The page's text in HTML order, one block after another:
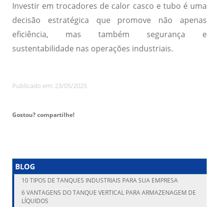
Investir em trocadores de calor casco e tubo é uma
decisão estratégica que promove não apenas
eficiência, mas também segurança e
sustentabilidade nas operações industriais.
Publicado em: 23/05/2025
Gostou? compartilhe!
BLOG
10 TIPOS DE TANQUES INDUSTRIAIS PARA SUA EMPRESA
6 VANTAGENS DO TANQUE VERTICAL PARA ARMAZENAGEM DE
LÍQUIDOS